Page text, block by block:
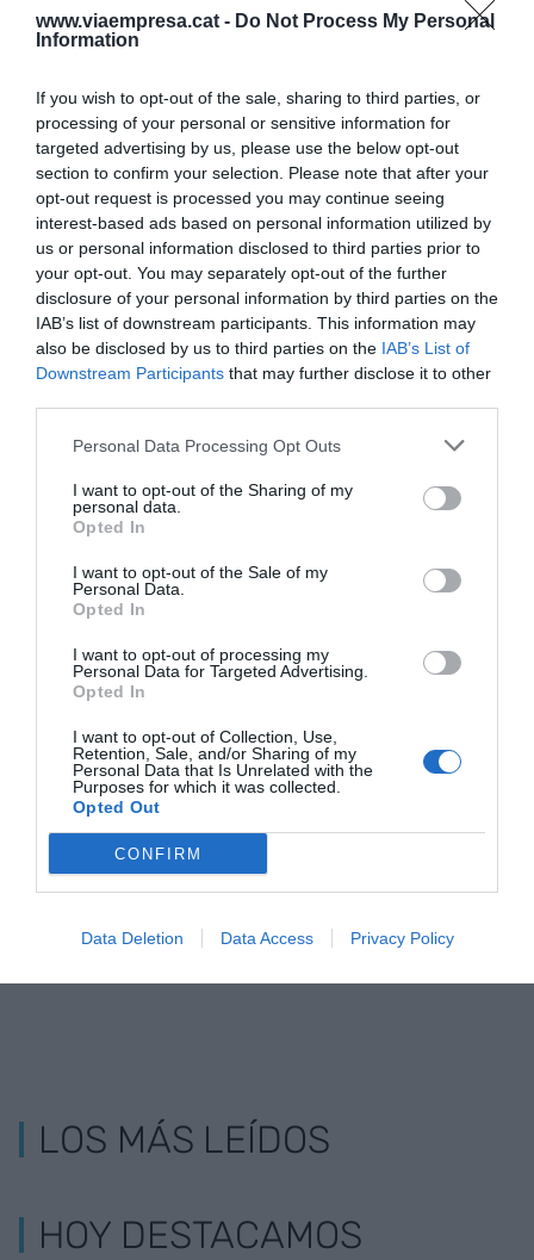
www.viaempresa.cat - Do Not Process My Personal
Information
If you wish to opt-out of the sale, sharing to third parties, or
processing of your personal or sensitive information for
targeted advertising by us, please use the below opt-out
section to confirm your selection. Please note that after your
opt-out request is processed you may continue seeing
interest-based ads based on personal information utilized by
us or personal information disclosed to third parties prior to
your opt-out. You may separately opt-out of the further
disclosure of your personal information by third parties on the
IAB’s list of downstream participants. This information may
also be disclosed by us to third parties on the IAB’s List of
Downstream Participants that may further disclose it to other
Personal Data Processing Opt Outs
I want to opt-out of the Sharing of my
personal data.
Opted In
I want to opt-out of the Sale of my
Personal Data.
Opted In
I want to opt-out of processing my
Personal Data for Targeted Advertising.
Opted In
I want to opt-out of Collection, Use,
Retention, Sale, and/or Sharing of my
Personal Data that Is Unrelated with the
Purposes for which it was collected.
Opted Out
CONFIRM
Data Deletion Data Access Privacy Policy
previsiones de cara al conjunto de este año es de
un crecimiento de las ventas comparables de
cuentas, el consejo de administración ha
acordado el nombramiento deAnne Langecomo
nuevo miembro del consejo.
AñadirVIA Empresacomo fuente preferida
de Google de forma gratuita
Mantente informado con las últimas noticias de
actualidad
ACTIVAR AHORA
RELACIONADAS
Inditex gana un 10% más impulsada por la
transformación digital
LOS MÁS LEÍDOS
HOY DESTACAMOS